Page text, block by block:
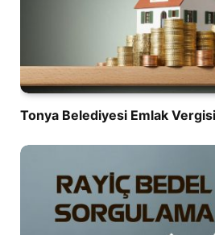
Tonya Belediyesi Emlak